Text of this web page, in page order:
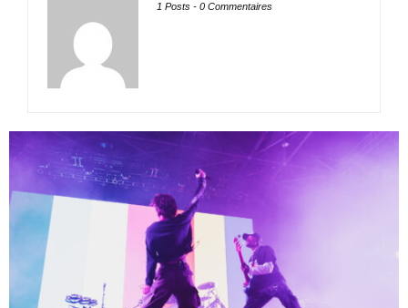
1 Posts - 0 Commentaires